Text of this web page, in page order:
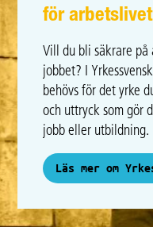
för arbetslivet
Vill du bli säkrare på
jobbet? I
behövs för det yrke
och uttryck som gör
jobb eller utbildning.
Läs mer om